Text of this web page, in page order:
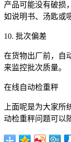
产品可能没有破损
如说明书、汤匙或
10. 批次偏差
在货物出厂前，自
来监控批次质量。
在线自动检重秤
上面呢是为大家
动检重秤问题可以